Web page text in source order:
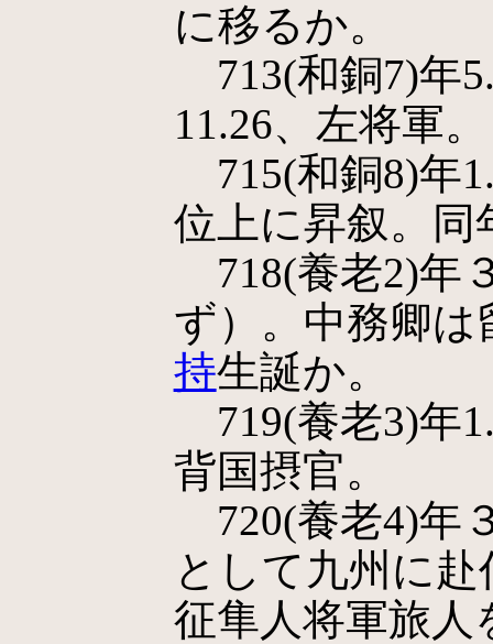
に移るか。
713(和銅7)年
11.26、左将軍。
715(和銅8)年
位上に昇叙。同
718(養老2)年
ず）。中務卿は
持生誕か。
719(養老3)年
背国摂官。
720(養老4)年
として九州に
征隼人将軍旅人